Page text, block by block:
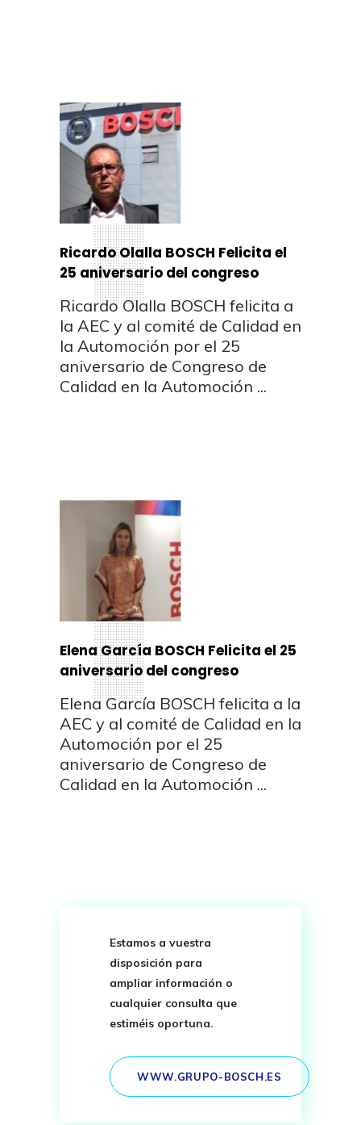
Ricardo Olalla BOSCH Felicita el
25 aniversario del congreso
Ricardo Olalla BOSCH felicita a
la AEC y al comité de Calidad en
la Automoción por el 25
aniversario de Congreso de
Calidad en la Automoción
Elena García BOSCH Felicita el 25
aniversario del congreso
Elena García BOSCH felicita a la
AEC y al comité de Calidad en la
Automoción por el 25
aniversario de Congreso de
Calidad en la Automoción
Estamos a vuestra
disposición para
ampliar información o
cualquier consulta que
estiméis oportuna.
WWW.GRUPO-BOSCH.ES